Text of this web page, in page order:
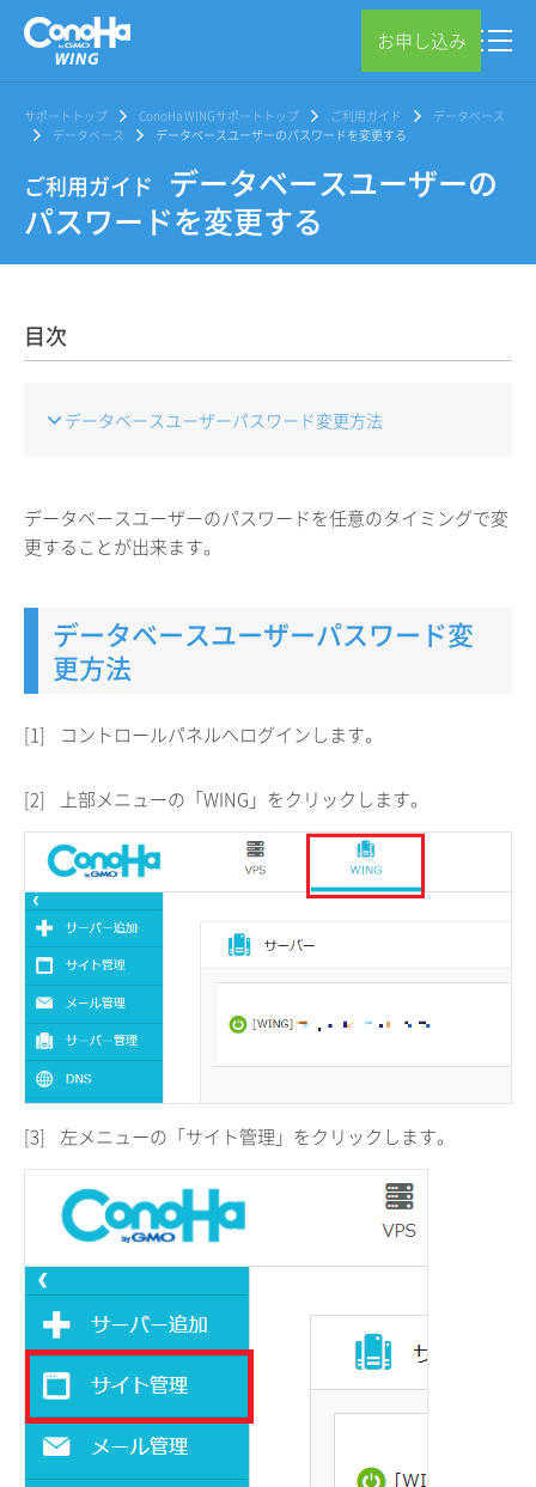
お申し込み
サポートトップ ConoHa WINGサポートトップ ご利用ガイド
データベース
データベース
データベースユーザーのパスワードを変更する
ご利用ガイド
データベースユーザーの
パスワードを変更する
目次
データベースユーザーパスワード変更方法
データベースユーザーのパスワードを任意のタイミングで変
更することが出来ます。
データベースユーザーパスワード変
更方法
[1] コントロールパネルへログインします。
[2] 上部メニューの「WING」をクリックします。
[3] 左メニューの「サイト管理」をクリックします。